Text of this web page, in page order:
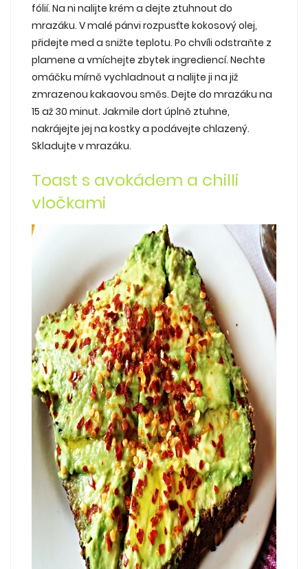
fólií. Na ni nalijte krém a dejte ztuhnout do
mrazáku. V malé pánvi rozpusťte kokosový olej,
přidejte med a snižte teplotu. Po chvíli odstraňte z
plamene a vmíchejte zbytek ingrediencí. Nechte
omáčku mírně vychladnout a nalijte ji na již
zmrazenou kakaovou směs. Dejte do mrazáku na
15 až 30 minut. Jakmile dort úplně ztuhne,
nakrájejte jej na kostky a podávejte chlazený.
Skladujte v mrazáku.
Toast s avokádem a chilli
vločkami